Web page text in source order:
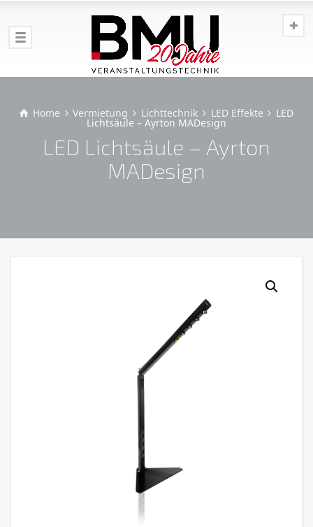
Home Vermietung Lichttechnik LED Effekte LED
Lichtsäule – Ayrton MADesign
LED Lichtsäule – Ayrton
MADesign